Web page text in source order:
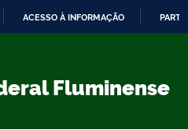
CONTEÚDO
ACESSO À INFORMAÇÃO
Fluminense